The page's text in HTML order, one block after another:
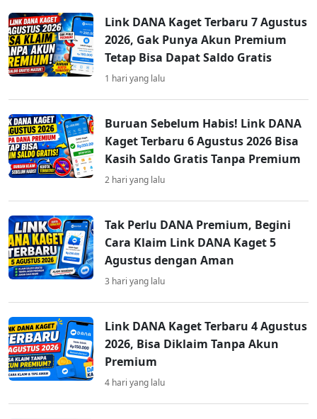
Link DANA Kaget Terbaru 7 Agustus
2026, Gak Punya Akun Premium
Tetap Bisa Dapat Saldo Gratis
1 hari yang lalu
Buruan Sebelum Habis! Link DANA
Kaget Terbaru 6 Agustus 2026 Bisa
Kasih Saldo Gratis Tanpa Premium
2 hari yang lalu
Tak Perlu DANA Premium, Begini
Cara Klaim Link DANA Kaget 5
Agustus dengan Aman
3 hari yang lalu
Link DANA Kaget Terbaru 4 Agustus
2026, Bisa Diklaim Tanpa Akun
Premium
4 hari yang lalu